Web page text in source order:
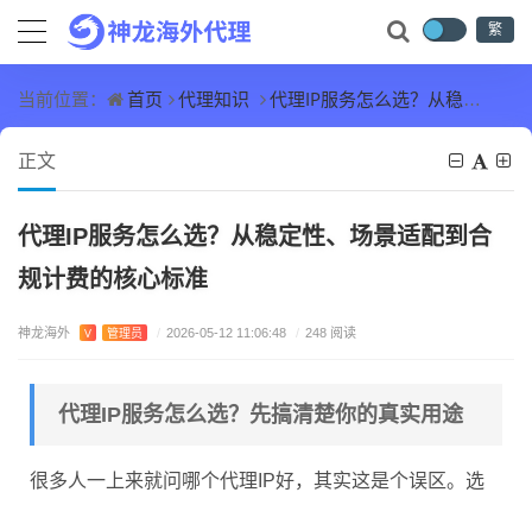
繁
当前位置： 首页 代理知识 代理IP服务怎么选？从稳定性、场景适配到合规计费的核心标准
正文
代理IP服务怎么选？从稳定性、场景适配到合
规计费的核心标准
神龙海外 V 管理员 / 2026-05-12 11:06:48 / 248 阅读
代理IP服务怎么选？先搞清楚你的真实用途
很多人一上来就问哪个代理IP好，其实这是个误区。选